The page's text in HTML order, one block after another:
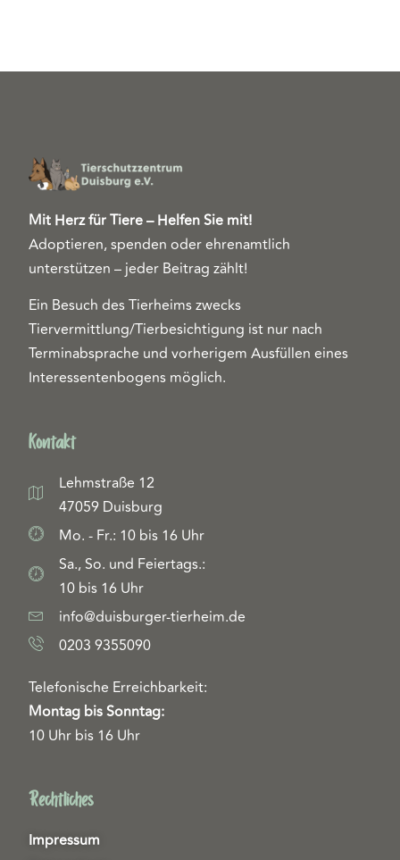
Mit Herz für Tiere – Helfen Sie mit!
Adoptieren, spenden oder ehrenamtlich
unterstützen – jeder Beitrag zählt!
Ein Besuch des Tierheims zwecks
Tiervermittlung/Tierbesichtigung ist nur nach
Terminabsprache und vorherigem Ausfüllen eines
Interessentenbogens möglich.
Kontakt
Lehmstraße 12
47059 Duisburg
Mo. - Fr.: 10 bis 16 Uhr
Sa., So. und Feiertags.:
10 bis 16 Uhr
info@duisburger-tierheim.de
0203 9355090
Telefonische Erreichbarkeit:
Montag bis Sonntag:
10 Uhr bis 16 Uhr
Rechtliches
Impressum